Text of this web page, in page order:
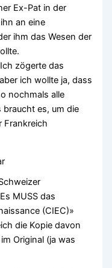
Ex-Pat in der
an eine
ihm das Wesen der
zögerte das
ich wollte ja, dass
nochmals alle
braucht es, um die
Frankreich
MUSS das
(CIEC)»
die Kopie davon
Original (ja was